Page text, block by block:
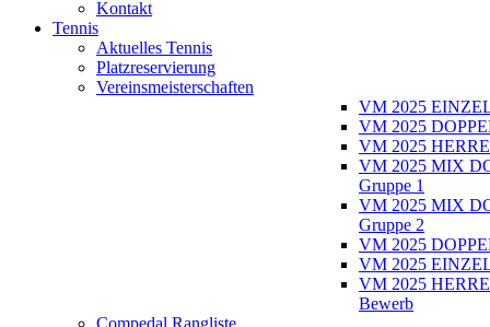
Kontakt
Tennis
Aktuelles Tennis
Platzreservierung
Vereinsmeisterschaften
VM 2025
VM 2025
VM 2025
VM 2025 MIX
Gruppe 1
VM 2025 MIX
Gruppe 2
VM 2025
VM 2025
VM 2025
Bewerb
Compedal Rangliste